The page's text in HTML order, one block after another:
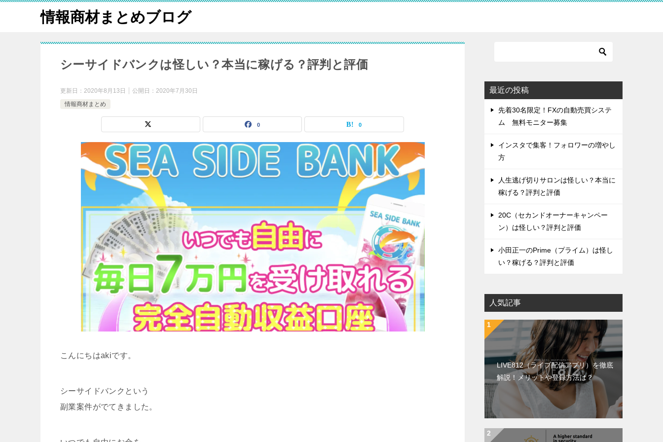
情報商材まとめブログ
シーサイドバンクは怪しい？本当に稼げる？評判と評価
更新日： 2020年8月13日 公開日： 2020年7月30日
情報商材まとめ
0 0
こんにちはakiです。
シーサイドバンクという
副業案件がでてきました。
最近の投稿
先着30名限定！FXの自動売買システ
ム 無料モニター募集
インスタで集客！フォロワーの増やし
方
人生逃げ切りサロンは怪しい？本当に
稼げる？評判と評価
20C（セカンドオーナーキャンペー
ン）は怪しい？評判と評価
小田正一のPrime（プライム）は怪し
い？稼げる？評判と評価
人気記事
LIVE812（ライブ配信アプリ）を徹底
解説！メリットや登録方法は？